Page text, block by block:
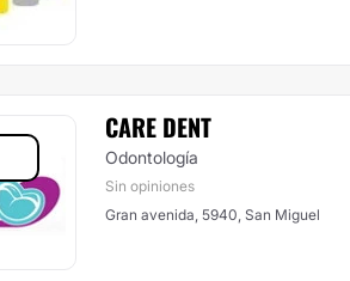
​CARE DENT
Odontología
Sin opiniones
Gran avenida, 5940, San Miguel